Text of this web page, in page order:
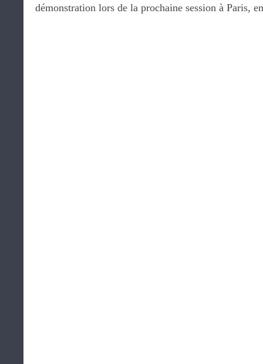
démonstration lors de la prochaine session à Paris,